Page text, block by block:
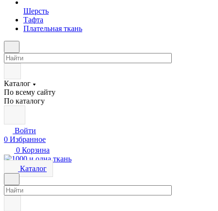
Шерсть
Тафта
Плательная ткань
Каталог
По всему сайту
По каталогу
Войти
0 Избранное
0 Корзина
Каталог